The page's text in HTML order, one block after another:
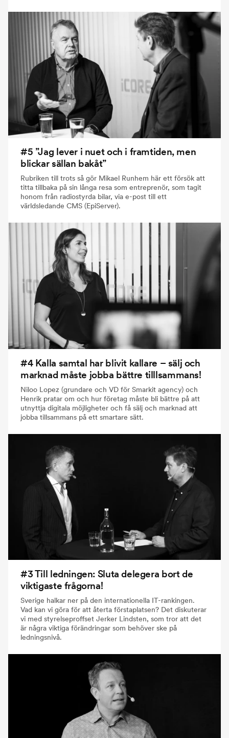
#5 ”Jag lever i nuet och i framtiden, men
blickar sällan bakåt”
Rubriken till trots så gör Mikael Runhem här ett försök att
titta tillbaka på sin långa resa som entreprenör, som tagit
honom från radiostyrda bilar, via e-post till ett
världsledande CMS (EpiServer).
#4 Kalla samtal har blivit kallare – sälj och
marknad måste jobba bättre tilllsammans!
Niloo Lopez (grundare och VD för Smarkit agency) och
Henrik pratar om och hur företag måste bli bättre på att
utnyttja digitala möjligheter och få sälj och marknad att
jobba tillsammans på ett smartare sätt.
#3 Till ledningen: Sluta delegera bort de
viktigaste frågorna!
Sverige halkar ner på den internationella IT-rankingen.
Vad kan vi göra för att återta förstaplatsen? Det diskuterar
vi med styrelseproffset Jerker Lindsten, som tror att det
är några viktiga förändringar som behöver ske på
ledningsnivå.